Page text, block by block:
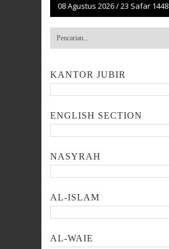
08 Agustus 2026/23 Safar 1448
KANTOR JUBIR
ENGLISH SECTION
NASYRAH
AL-ISLAM
AL-WAIE